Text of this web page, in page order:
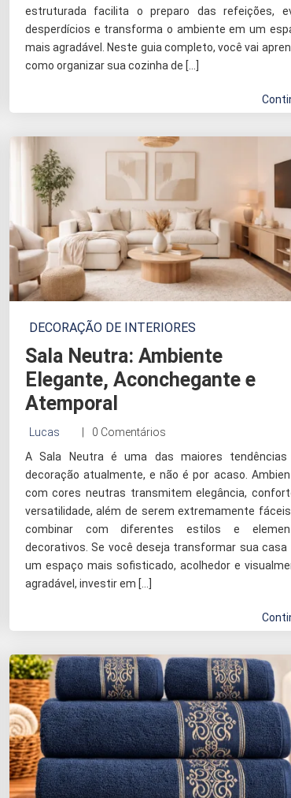
estruturada facilita o preparo das refeições,
desperdícios e transforma o ambiente em um
mais agradável. Neste guia completo, você vai
como organizar sua cozinha de […]
DECORAÇÃO DE INTERIORES
Sala Neutra: Ambiente
Elegante, Aconchegante e
Atemporal
Lucas
0 Comentários
A Sala Neutra é uma das maiores
decoração atualmente, e não é por acaso.
com cores neutras transmitem elegância,
versatilidade, além de serem extremamente
combinar com diferentes estilos e
decorativos. Se você deseja transformar sua casa
um espaço mais sofisticado, acolhedor e
agradável, investir em […]